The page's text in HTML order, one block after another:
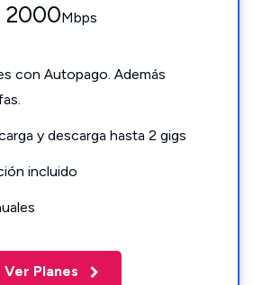
2000Mbps
con Autopago. Además
y descarga hasta 2 gigs
incluido
Ver Planes